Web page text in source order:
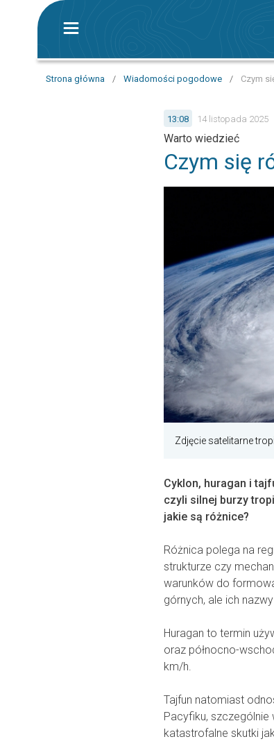
Strona główna / Wiadomości pogodowe / Czym
13:08 14 listopada 2025
Warto wiedzieć
Czym się
Zdjęcie satelitarne
Cyklon, huragan i
czyli silnej burzy
jakie są różnice?
Różnica polega na
strukturze czy
warunków do
górnych, ale ich
Huragan to termin
oraz północno-
km/h.
Tajfun natomiast
Pacyfiku, szczególnie
katastrofalne skutki